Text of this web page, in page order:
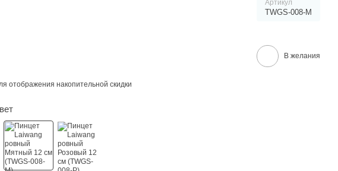
Артикул
TWGS-008-M
В желания
отображения накопительной скидки